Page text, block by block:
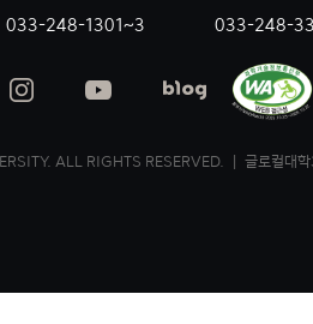
033-248-1301~3 033-248-
ALL RIGHTS RESERVED. ｜ 글로컬대